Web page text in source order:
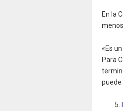
En la
«Es un
Para
puede